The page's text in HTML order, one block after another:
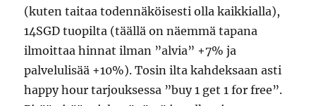
(kuten taitaa todennäköisesti olla kaikkialla),
14SGD tuopilta (täällä on näemmä tapana
ilmoittaa hinnat ilman ”alvia” +7% ja
palvelulisää +10%). Tosin ilta kahdeksaan asti
happy hour tarjouksessa ”buy 1 get 1 for free”.